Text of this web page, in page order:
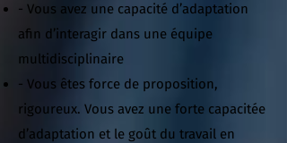
- Vous avez une capacité d’adaptation
afin d’interagir dans une équipe
multidisciplinaire
- Vous êtes force de proposition,
rigoureux. Vous avez une forte capacitée
d’adaptation et le goût du travail en